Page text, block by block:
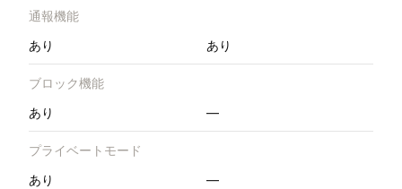
通報機能
あり
あり
ブロック機能
あり
—
プライベートモード
あり
—